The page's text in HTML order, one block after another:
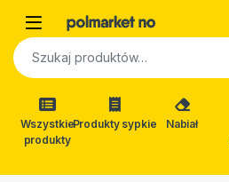
Open
Szukaj:
Wszystkie
produkty
Produkty sypkie Nabiał